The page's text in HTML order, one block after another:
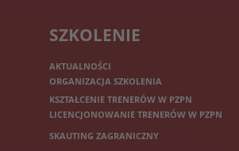
SZKOLENIE
AKTUALNOŚCI
ORGANIZACJA SZKOLENIA
KSZTAŁCENIE TRENERÓW W PZPN
LICENCJONOWANIE TRENERÓW W PZPN
SKAUTING ZAGRANICZNY